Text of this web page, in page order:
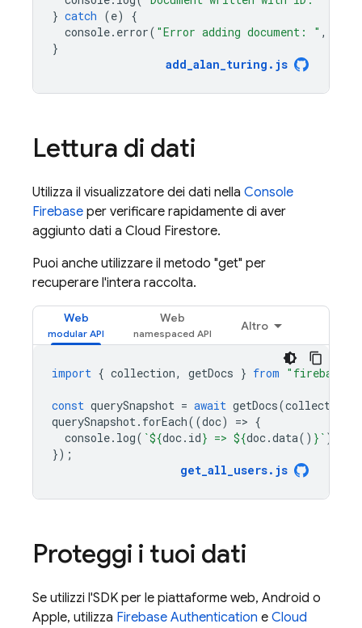
} catch (e)
{
console. error( "Error adding document: " ,
}
add_alan_turing . js
Lettura di dati
Utilizza il visualizzatore dei dati nella Console
Firebase per verificare rapidamente di aver
aggiunto dati a Cloud Firestore.
Puoi anche utilizzare il metodo "get" per
recuperare l'intera raccolta.
Web Web
Altro
import { collection, getDocs } from "firebase/
const querySnapshot = await getDocs(collection
querySnapshot. forEach((doc) => {
console. log( `${doc. id} => ${doc.data() } ` );
});
get_all_users. js
Proteggi i tuoi dati
Se utilizzi l'SDK per le piattaforme web, Android o
Apple, utilizza Firebase Authentication e Cloud